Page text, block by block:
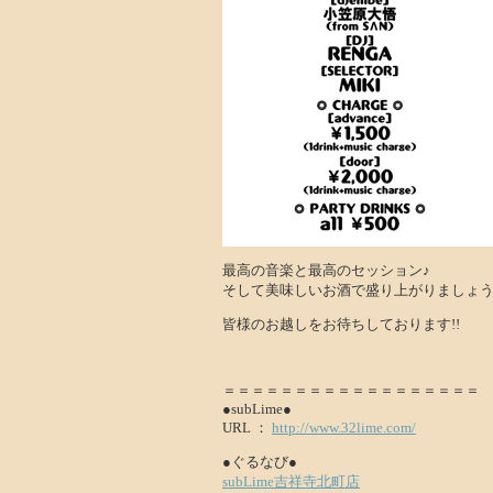
最高の音楽と最高のセッション♪
そして美味しいお酒で盛り上がりましょ
皆様のお越しをお待ちしております!!
＝＝＝＝＝＝＝＝＝＝＝＝＝＝＝＝＝＝
●subLime●
URL ： http://www.32lime.com/
●ぐるなび●
subLime吉祥寺北町店